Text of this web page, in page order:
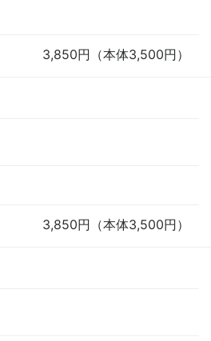
3,850円（本体3,500円）
3,850円（本体3,500円）